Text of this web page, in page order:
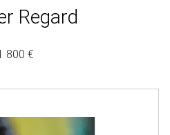
Regard
800 €